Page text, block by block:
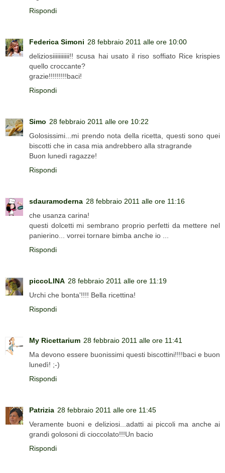
Rispondi
Federica Simoni 28 febbraio 2011 alle ore 10:00
deliziosiiiiiiiiiii!! scusa hai usato il riso soffiato Rice krispies
quello croccante?
grazie!!!!!!!!!baci!
Rispondi
Simo 28 febbraio 2011 alle ore 10:22
Golosissimi...mi prendo nota della ricetta, questi sono quei
biscotti che in casa mia andrebbero alla stragrande
Buon lunedì ragazze!
Rispondi
sdauramoderna 28 febbraio 2011 alle ore 11:16
che usanza carina!
questi dolcetti mi sembrano proprio perfetti da mettere nel
panierino... vorrei tornare bimba anche io ...
Rispondi
piccoLINA 28 febbraio 2011 alle ore 11:19
Urchi che bonta'!!!! Bella ricettina!
Rispondi
My Ricettarium 28 febbraio 2011 alle ore 11:41
Ma devono essere buonissimi questi biscottini!!!!baci e buon
lunedì! ;-)
Rispondi
Patrizia 28 febbraio 2011 alle ore 11:45
Veramente buoni e deliziosi...adatti ai piccoli ma anche ai
grandi golosoni di cioccolato!!!Un bacio
Rispondi